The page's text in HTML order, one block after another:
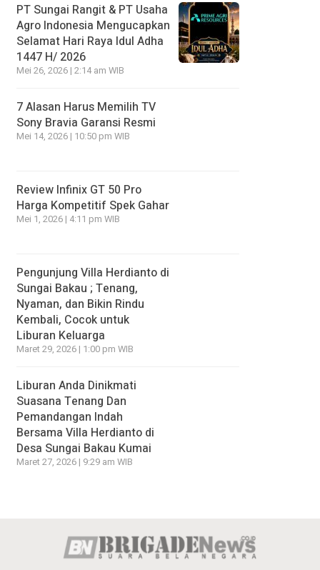
PT Sungai Rangit & PT Usaha
Agro Indonesia Mengucapkan
Selamat Hari Raya Idul Adha
1447 H/ 2026
Mei 26, 2026 | 2:14 am WIB
7 Alasan Harus Memilih TV
Sony Bravia Garansi Resmi
Mei 14, 2026 | 10:50 pm WIB
Review Infinix GT 50 Pro
Harga Kompetitif Spek Gahar
Mei 1, 2026 | 4:11 pm WIB
Pengunjung Villa Herdianto di
Sungai Bakau ; Tenang,
Nyaman, dan Bikin Rindu
Kembali, Cocok untuk
Liburan Keluarga
Maret 29, 2026 | 1:00 pm WIB
Liburan Anda Dinikmati
Suasana Tenang Dan
Pemandangan Indah
Bersama Villa Herdianto di
Desa Sungai Bakau Kumai
Maret 27, 2026 | 9:29 am WIB